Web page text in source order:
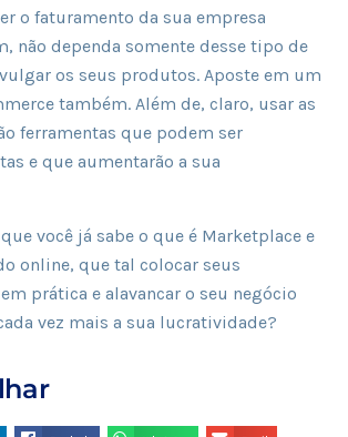
o faturamento da sua empresa
não dependa somente desse tipo de
os seus produtos. Aposte em um
também. Além de, claro, usar as
ferramentas que podem ser
e que aumentarão a sua
você já sabe o que é Marketplace e
online, que tal colocar seus
prática e alavancar o seu negócio
vez mais a sua lucratividade?